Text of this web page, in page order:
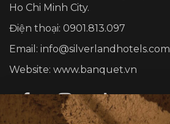
Ho Chi Minh City.
Điện thoại: 0901.813.097
Email: info@silverlandhotels.com
Website: www.banquet.vn